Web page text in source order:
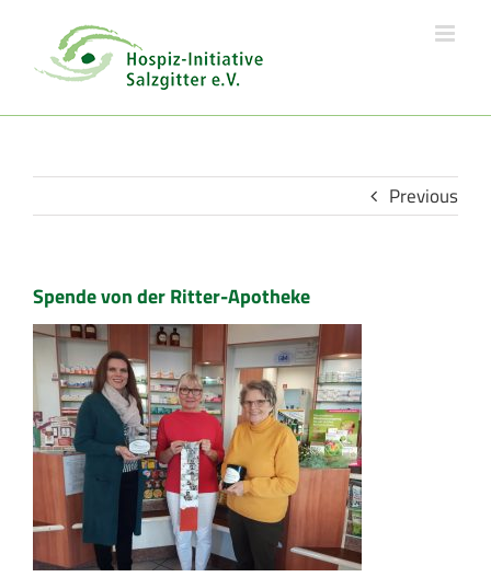
content
Previous
Spende von der Ritter-Apotheke